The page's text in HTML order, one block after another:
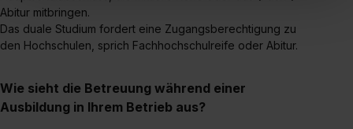
„Social Media und Marketing“ bist du auch damit
einverstanden, dass dir nach Setzen der Cookies externe
Inhalte (z.B. Videos oder Posts) angezeigt und hierfür
Dienste, ggfs. mit Sitz in den USA, übermittelt werden.
Eine Erlaubnis hierfür kannst du auch später noch im
Abitur mitbringen.
Das duale Studium fordert eine Zugangsberechtigung zu
den Hochschulen, sprich Fachhochschulreife oder Abitur.
Wie sieht die Betreuung während einer
Ausbildung in Ihrem Betrieb aus?